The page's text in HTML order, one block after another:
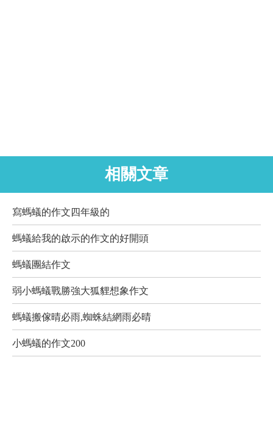
相關文章
寫螞蟻的作文四年級的
螞蟻給我的啟示的作文的好開頭
螞蟻團結作文
弱小螞蟻戰勝強大狐貍想象作文
螞蟻搬傢晴必雨,蜘蛛結網雨必晴
小螞蟻的作文200